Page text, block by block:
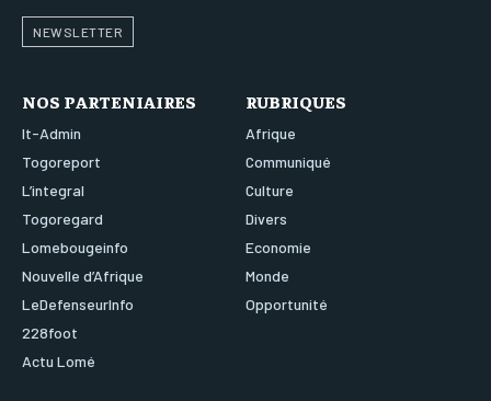
NEWSLETTER
NOS PARTENIAIRES
It-Admin
Togoreport
L’integral
Togoregard
Lomebougeinfo
Nouvelle d’Afrique
LeDefenseurInfo
228foot
Actu Lomé
RUBRIQUES
Afrique
Communiqué
Culture
Divers
Economie
Monde
Opportunité